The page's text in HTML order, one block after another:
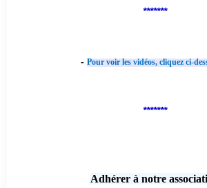
*******
- Pour voir les vidéos, cliquez ci-
*******
Adhérer à notre